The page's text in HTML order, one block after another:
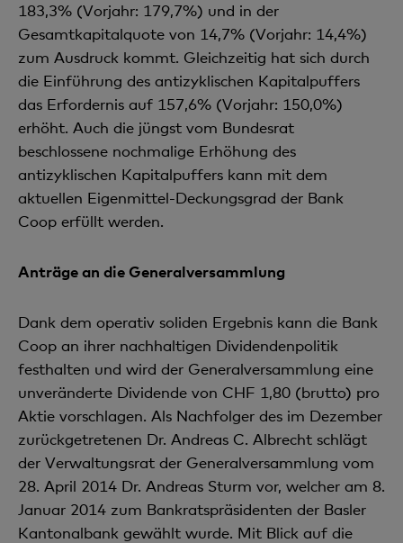
183,3% (Vorjahr: 179,7%) und in der
Gesamtkapitalquote von 14,7% (Vorjahr: 14,4%)
zum Ausdruck kommt. Gleichzeitig hat sich durch
die Einführung des antizyklischen Kapitalpuffers
das Erfordernis auf 157,6% (Vorjahr: 150,0%)
erhöht. Auch die jüngst vom Bundesrat
beschlossene nochmalige Erhöhung des
antizyklischen Kapitalpuffers kann mit dem
aktuellen Eigenmittel-Deckungsgrad der Bank
Coop erfüllt werden.
Anträge an die Generalversammlung
Dank dem operativ soliden Ergebnis kann die Bank
Coop an ihrer nachhaltigen Dividendenpolitik
festhalten und wird der Generalversammlung eine
unveränderte Dividende von CHF 1,80 (brutto) pro
Aktie vorschlagen. Als Nachfolger des im Dezember
zurückgetretenen Dr. Andreas C. Albrecht schlägt
der Verwaltungsrat der Generalversammlung vom
28. April 2014 Dr. Andreas Sturm vor, welcher am 8.
Januar 2014 zum Bankratspräsidenten der Basler
Kantonalbank gewählt wurde. Mit Blick auf die